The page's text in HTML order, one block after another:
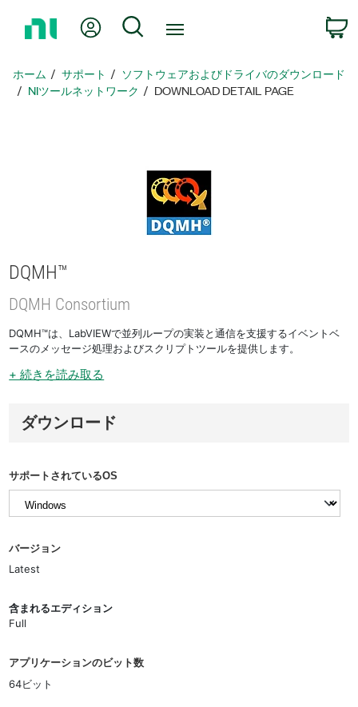
ペ
ー
Myアカウント
検索
ホーム サポート
ソフトウェアおよびドライバのダウンロード
NIツールネットワーク
DOWNLOAD DETAIL PAGE
DQMH™
DQMH Consortium
DQMH™は、LabVIEWで並列ループの実装と通信を支援するイベントベ
ースのメッセージ処理およびスクリプトツールを提供します。
+ 続きを読み取る
ダウンロード
サポートされているOS
バージョン
Latest
含まれるエディション
Full
アプリケーションのビット数
64ビット